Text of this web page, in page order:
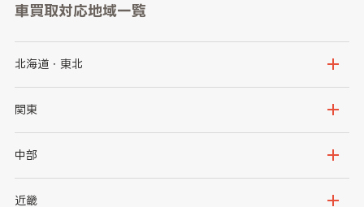
車買取対応地域一覧
北海道・東北
北海道
岩手県
秋田県
関東
茨城県
群馬県
中部
新潟県
近畿